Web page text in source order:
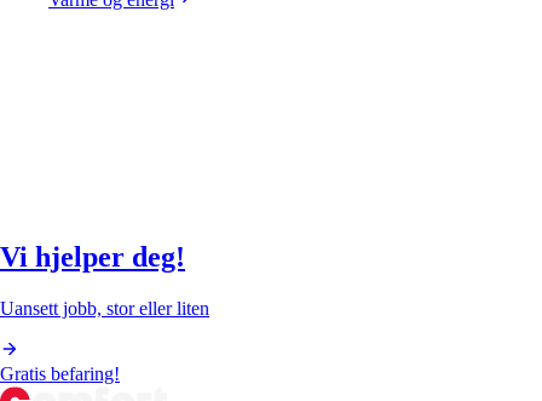
Vi hjelper deg!
Uansett jobb, stor eller liten
Gratis befaring!